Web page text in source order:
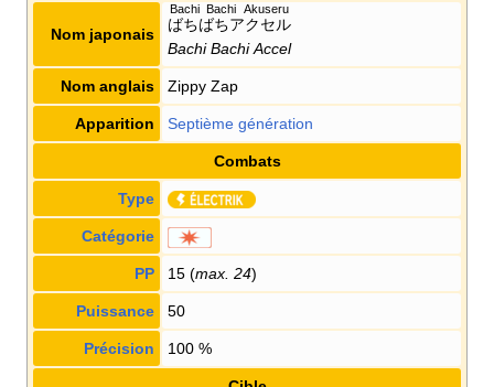
Nom japonais
ばちばちアクセル
Bachi Bachi Akuseru
Bachi Bachi Accel
Nom anglais Zippy Zap
Apparition Septième génération
Combats
Type
Catégorie
PP 15 (max. 24)
Puissance 50
Précision 100 %